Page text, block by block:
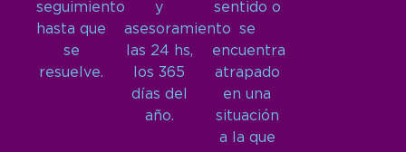
seguimiento
hasta que
se
resuelve.
y
asesoramiento
las 24 hs,
los 365
días del
año.
sentido o
se
encuentra
atrapado
en una
situación
a la que